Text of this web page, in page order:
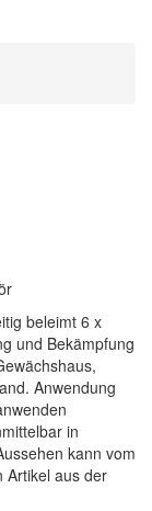
beleimt 6 x
und Bekämpfung
Anwendung
in
kann vom
Artikel aus der